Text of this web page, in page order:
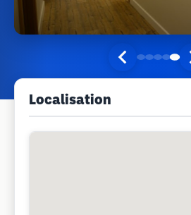
Localisation